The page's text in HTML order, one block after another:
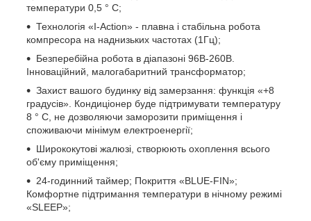
температури 0,5 ° С;
Технологія «I-Action» - плавна і стабільна робота
компресора на наднизьких частотах (1Гц);
Безперебійна робота в діапазоні 96В-260В.
Інноваційний, малогабаритний трансформатор;
Захист вашого будинку від замерзання: функція «+8
градусів». Кондиціонер буде підтримувати температуру
8 ° С, не дозволяючи заморозити приміщення і
споживаючи мінімум електроенергії;
Ширококутові жалюзі, створюють охоплення всього
об'єму приміщення;
24-годинний таймер; Покриття «BLUE-FIN»;
Комфортне підтримання температури в нічному режимі
«SLEEP»;